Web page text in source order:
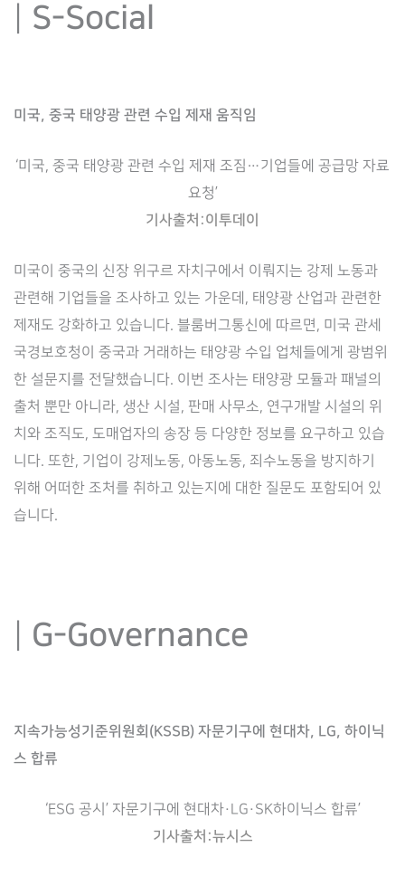
S-Social
미국, 중국 태양광 관련 수입 제재 움직임
‘미국, 중국 태양광 관련 수입 제재 조짐…기업들에 공급망 자료
요청’
기사출처:이투데이
미국이 중국의 신장 위구르 자치구에서 이뤄지는 강제 노동과
관련해 기업들을 조사하고 있는 가운데, 태양광 산업과 관련한
제재도 강화하고 있습니다. 블룸버그통신에 따르면, 미국 관세
국경보호청이 중국과 거래하는 태양광 수입 업체들에게 광범위
한 설문지를 전달했습니다. 이번 조사는 태양광 모듈과 패널의
출처 뿐만 아니라, 생산 시설, 판매 사무소, 연구개발 시설의 위
치와 조직도, 도매업자의 송장 등 다양한 정보를 요구하고 있습
니다. 또한, 기업이 강제노동, 아동노동, 죄수노동을 방지하기
위해 어떠한 조처를 취하고 있는지에 대한 질문도 포함되어 있
습니다.
G-Governance
지속가능성기준위원회(KSSB) 자문기구에 현대차, LG, 하이닉
스 합류
‘ESG 공시’ 자문기구에 현대차·LG·SK하이닉스 합류’
기사출처:뉴시스